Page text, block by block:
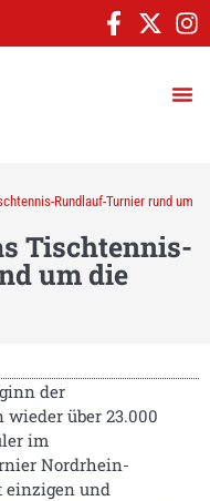
Rundlauf-Turnier rund um
Tischtennis-
um die
der
über 23.000
im
Nordrhein-
einzigen und